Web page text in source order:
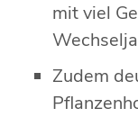
mit viel
Zudem